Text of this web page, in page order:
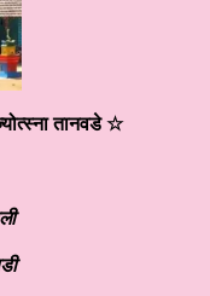
तानवडे ☆